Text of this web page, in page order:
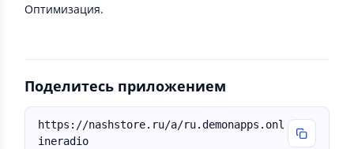
Оптимизация.
Поделитесь приложением
https://nashstore.ru/a/ru.demonapps.onl
ineradio